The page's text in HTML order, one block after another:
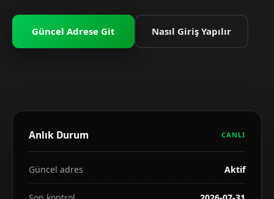
Güncel Adrese Git Nasıl Giriş Yapılır
Anlık Durum CANLI
Güncel adres Aktif